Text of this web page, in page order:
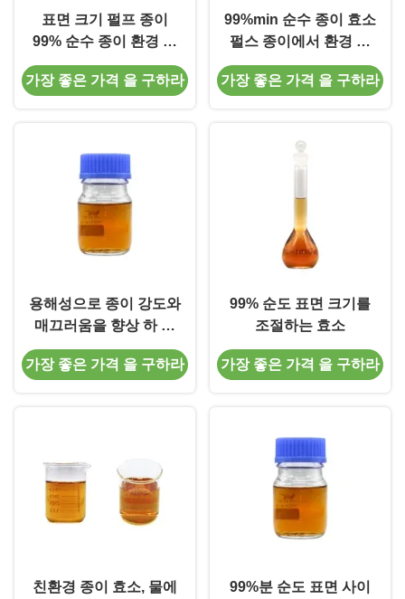
표면 크기 펄프 종이
99% 순수 종이 환경 친
화적 인 생산을위한 효
소
가장 좋은 가격 을 구하라
99%min 순수 종이 효소
펄스 종이에서 환경 친
화적 인 표면 크기에 대
한 요구 사항
가장 좋은 가격 을 구하라
용해성으로 종이 강도와
매끄러움을 향상 하 고
물에 용해 표면 크기 효
소
가장 좋은 가격 을 구하라
99% 순도 표면 크기를
조절하는 효소
가장 좋은 가격 을 구하라
친환경 종이 효소, 물에
99%분 순도 표면 사이